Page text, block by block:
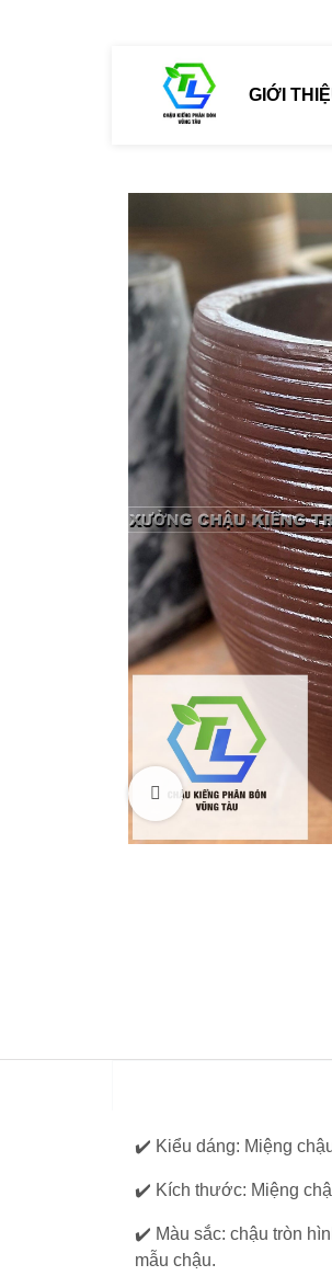
GIỚI
Xem hình lớn
✔️ Kiểu dáng: Miệng
✔️ Kích thước: Miệng
✔️ Màu sắc: chậu tròn
mẫu chậu.